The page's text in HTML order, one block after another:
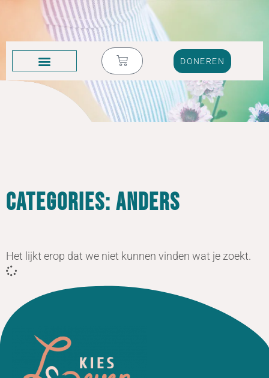
DONEREN
Categories: anders
Het lijkt erop dat we niet kunnen vinden wat je zoekt.